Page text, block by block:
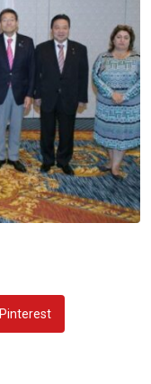
Pinterest